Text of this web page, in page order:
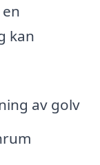
kan
av golv